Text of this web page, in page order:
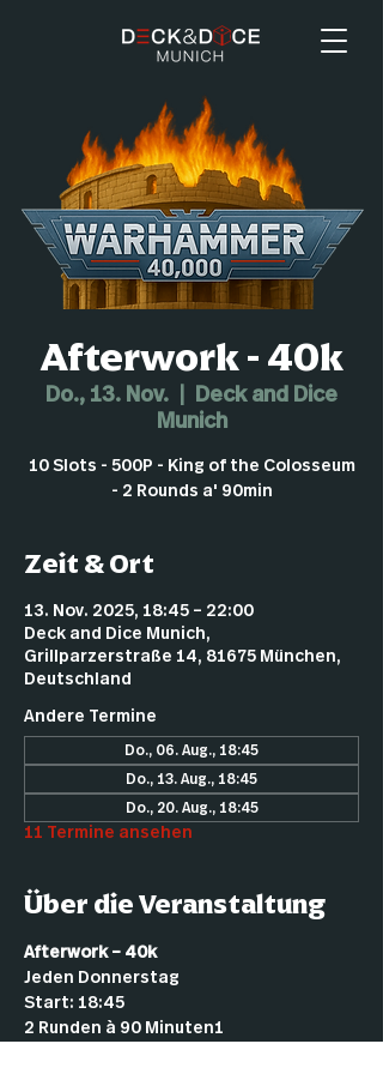
Afterwork - 40k
Do., 13. Nov.
Deck and Dice
Munich
10 Slots - 500P - King of the Colosseum
- 2 Rounds a' 90min
Zeit & Ort
13. Nov. 2025, 18:45 – 22:00
Deck and Dice Munich,
Grillparzerstraße 14, 81675 München,
Deutschland
Andere Termine
Do., 06. Aug., 18:45
Do., 13. Aug., 18:45
Do., 20. Aug., 18:45
11 Termine ansehen
Über die Veranstaltung
Afterwork – 40k
Jeden Donnerstag
Start: 18:45
2 Runden à 90 Minuten1